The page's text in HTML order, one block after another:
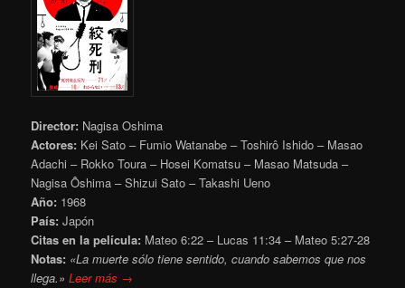
Director: Nagisa Oshima
Actores: Kei Sato – Fumio Watanabe – Toshirô Ishido – Masao
Adachi – Rokko Toura – Hosei Komatsu – Masao Matsuda –
Nagisa Ôshima – Shizui Sato – Takashi Ueno
Año: 1968
País: Japón
Citas en la película: Mateo 6:22 – Lucas 11:34 – Mateo 5:27-28
Notas: «La muerte sólo tiene sentido, cuando sabemos que nos
llega.»Leer más →